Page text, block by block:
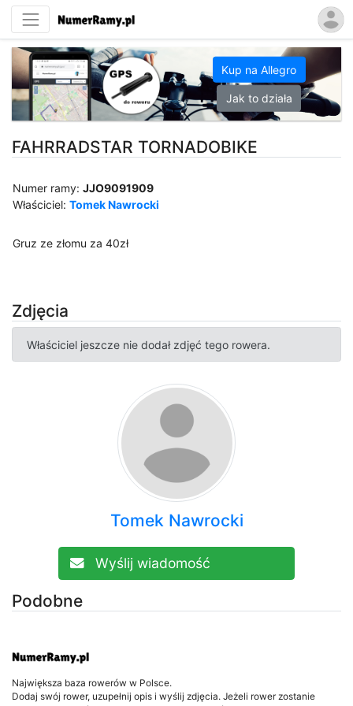
Kup na Allegro
Jak to działa
FAHRRADSTAR TORNADOBIKE
Numer ramy:JJO9091909
Właściciel:Tomek Nawrocki
Gruz ze złomu za 40zł
Zdjęcia
Właściciel jeszcze nie dodał zdjęć tego rowera.
Tomek Nawrocki
Wyślij wiadomość
Podobne
Największa baza rowerów w Polsce.
Dodaj swój rower, uzupełnij opis i wyślij zdjęcia. Jeżeli rower zostanie